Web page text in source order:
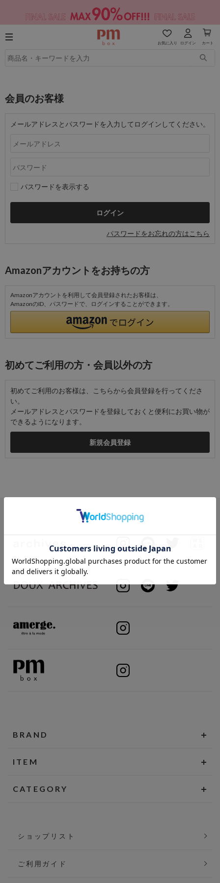
お気に入り ログイン カート
会員のお客様
メールアドレスとパスワードを入力してログインしてください。
パスワードを表示する
パスワードをお忘れの方はこちら
Amazonアカウントをお持ちの方
Amazonアカウントを利用して会員登録されたお客様は、
AmazonのID、パスワードで、ログインすることができます。
初めてご利用の方・会員以外の方
初めてご利用のお客様は、こちらから会員登録を行ってくださ
い。
メールアドレスとパスワードを登録しておくと便利にお買い物が
できるようになります。
BRAND
ITEM
CATEGORY
ショップリスト
ご利用ガイド